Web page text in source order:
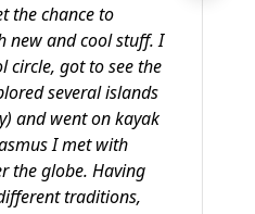
the chance to
new and cool stuff. I
circle, got to see the
several islands
and went on kayak
I met with
the globe. Having
traditions,